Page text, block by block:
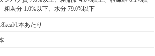
粗灰分 1.0%以下、水分 79.0%以下
1本あたり